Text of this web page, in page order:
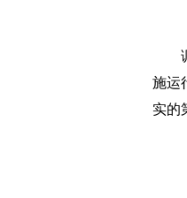
施运
实的